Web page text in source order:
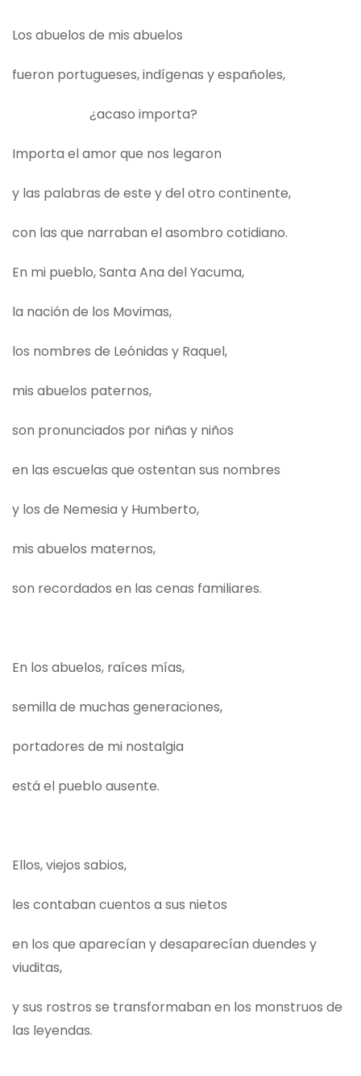
Los abuelos de mis abuelos
fueron portugueses, indígenas y españoles,
¿acaso importa?
Importa el amor que nos legaron
y las palabras de este y del otro continente,
con las que narraban el asombro cotidiano.
En mi pueblo, Santa Ana del Yacuma,
la nación de los Movimas,
los nombres de Leónidas y Raquel,
mis abuelos paternos,
son pronunciados por niñas y niños
en las escuelas que ostentan sus nombres
y los de Nemesia y Humberto,
mis abuelos maternos,
son recordados en las cenas familiares.
En los abuelos, raíces mías,
semilla de muchas generaciones,
portadores de mi nostalgia
está el pueblo ausente.
Ellos, viejos sabios,
les contaban cuentos a sus nietos
en los que aparecían y desaparecían duendes y
viuditas,
y sus rostros se transformaban en los monstruos de
las leyendas.